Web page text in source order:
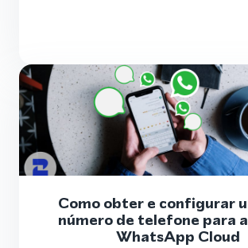
Como obter e configurar
número de telefone para
WhatsApp Cloud